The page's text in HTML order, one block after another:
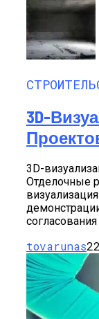
3D-
3D-
Отделочные
tovarunas